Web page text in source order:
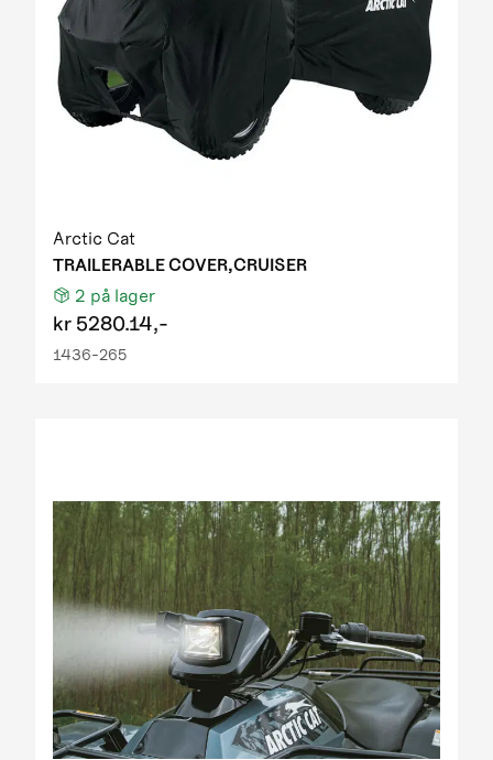
Arctic Cat
TRAILERABLE COVER,CRUISER
2 på lager
kr 5280.14,-
1436-265